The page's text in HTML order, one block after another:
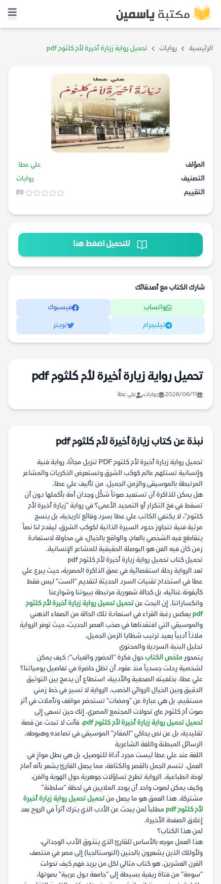
الرئيسية روايات تحميل رواية زيارة أخيرة لأم كلثوم pdf
المؤلف
علي عطا
التصنيف
روايات
التقييم
(0)
للتحميل اضغط هنا
شارك الكتاب مع أصدقائك
واتساب فيسبوك
تيليجرام تويتر
تحميل رواية زيارة أخيرة لأم كلثوم pdf
2026/06/11 روايات علي عطا
نبذة عن كتاب زيارة أخيرة لأم كلثوم pdf
تحميل رواية زيارة أخيرة لأم كلثوم PDF تنزيل مجانًا، رواية فنية
وإنسانية تستلهم عالم كوكب الشرق وتستعرض الذكريات والمشاعر
المرتبطة بالموسيقى والزمن الجميل. من تأليف علي عطا.
هل يمكن للذاكرة أن تستعيد صوتاً شكّل وجدان أمة بأكملها دون أن
تسقط في فخ التكرار أو التمجيد الأعمى؟ في رواية "زيارة أخيرة لأم
كلثوم"، لا يكتفي الكاتب علي عطا بسرد وقائع تاريخية، بل ينسج
مرثية فنية تتجاوز حدود السيرة الذاتية لكوكب الشرق، ليقدم لنا نصاً
يتقاطع فيه الشخصي بالعام، والواقع بالخيال، في محاولة لاستعادة
زمن كان فيه الفن هو البوصلة الحقيقية للمشاعر الإنسانية.
تحميل كتاب تحميل رواية زيارة أخيرة لأم كلثوم pdf
تعد الرواية رحلة استقصائية في عمق الذاكرة المصرية، حيث يبرع علي
عطا في استخدام تقنيات السرد الحديثة لتقديم "الست" ليس فقط
كأيقونة غنائية، بل كحالة شعورية مرتبطة ببيوتنا وشوارعنا
وانكساراتنا. إن البحث عنتحميل تحميل رواية زيارة أخيرة لأم كلثوم
pdf يعكس رغبة القراء في استعادة تلك الحالة من الصفاء الذهني
والموسيقي التي افتقدناها في صخب العصر الحديث، حيث توفر الرواية
ملاذاً أدبياً يعيد ترتيب شظايا الزمن الجميل.
تحليل البنية السردية والمحتوى
يتمحور ملخص الكتابحول فكرة "الحضور والغياب"؛ كيف يمكن
لشخصية رحلت جسدياً منذ عقود أن تظل حاضرة في تفاصيل يومياتنا؟
علي عطا، بخلفيته الصحفية والأدبية، استطاع أن يدمج بين التوثيق
الدقيق وبين الخيال الروائي الخصب. الرواية لا تسير في خط زمني
مستقيم، بل هي عبارة عن "ومضات" تستحضر مواقف وتأملات في أثر
صوت أم كلثوم على تحولات المجتمع المصري. إنك حين تسعى إلى
تحميل تحميل رواية زيارة أخيرة لأم كلثوم pdf
، فأنت لا تبحث عن قصة
تقليدية، بل عن نص يحاكي "المقام" الموسيقي في تصاعده وهبوطه.
الرسائل المبطنة واللغة الشاعرية
اللغة عند علي عطا ليست مجرد أداة للتوصيل، بل هي بطل موازٍ في
العمل. تتسم الجمل بالقصر والكثافة، مما يجعل القارئ يشعر بأنه أمام
لوحة انطباعية. الرواية تطرح تساؤلات جوهرية حول الهوية والفن،
وكيف يمكن لصوت واحد أن يوحد الملايين في لحظة "سلطنة"
مشتركة. هذا العمق هو ما يجعل منتحميل تحميل رواية زيارة أخيرة
لأم كلثوم pdf
مطلباً لمن يبحث عن الأدب الذي يترك أثراً في الروح بعد
إغلاق الصفحة الأخيرة.
لمن هذا الكتاب؟
هذا العمل موجه بالأساس للقارئ الذي يتذوق الأدب الوجداني،
ولأولئك الذين يشعرون بالحنين (النوستالجيا) إلى مصر في منتصف
القرن العشرين. هو كتاب مثالي لكل من يريد فهم كيف تحولت
"سومة" من فتاة ريفية بسيطة إلى "جامعة دول عربية" بصوتها،